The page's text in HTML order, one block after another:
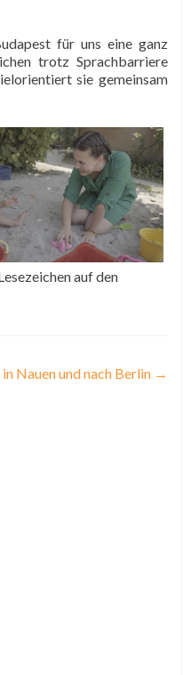
für uns eine ganz
trotz Sprachbarriere
sie gemeinsam
auf den
Nauen und nach Berlin →